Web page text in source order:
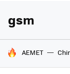
gsm
HOY SE HABLA
AEMET